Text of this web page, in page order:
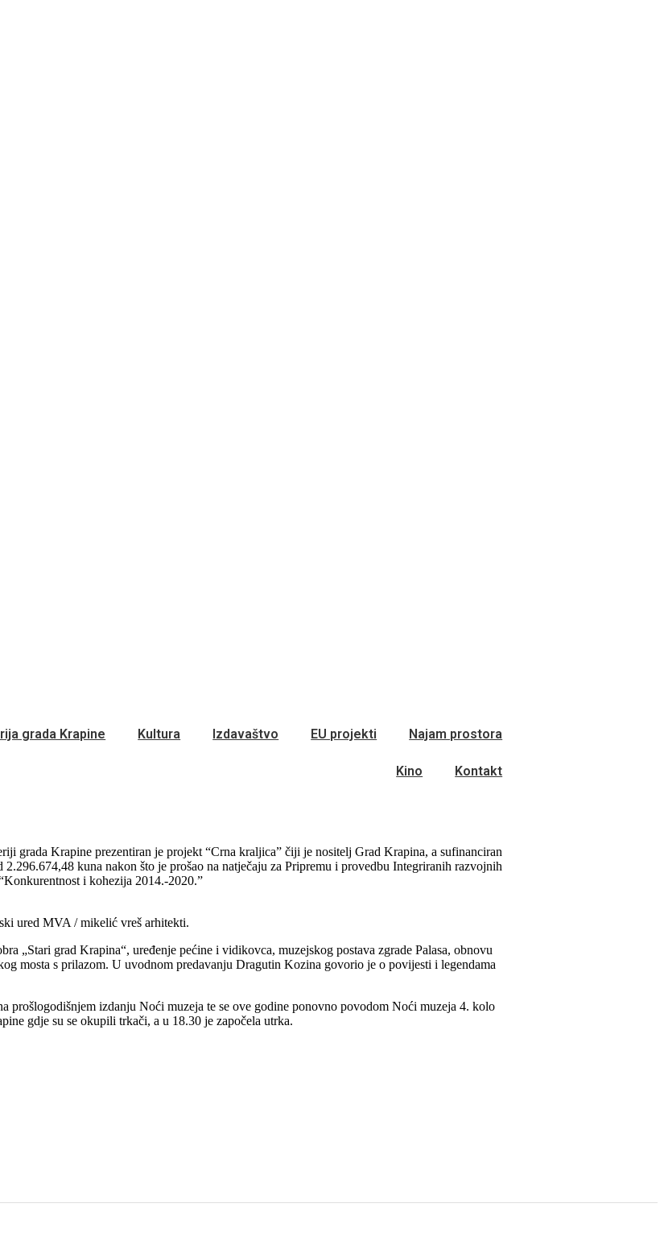
grada Krapine Kultura Izdavaštvo EU projekti Najam prostora
Kino Kontakt
grada Krapine prezentiran je projekt “Crna kraljica” čiji je nositelj Grad Krapina, a sufinanciran
kuna nakon što je prošao na natječaju za Pripremu i provedbu Integriranih razvojnih
i kohezija 2014.-2020.”
ured MVA / mikelić vreš arhitekti.
„Stari grad Krapina“, uređenje pećine i vidikovca, muzejskog postava zgrade Palasa, obnovu
mosta s prilazom. U uvodnom predavanju Dragutin Kozina govorio je o povijesti i legendama
izdanju Noći muzeja te se ove godine ponovno povodom Noći muzeja 4. kolo
gdje su se okupili trkači, a u 18.30 je započela utrka.